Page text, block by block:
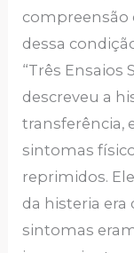
dessa
“Três Ensaios
descreveu a
transferência,
sintomas
reprimidos.
da histeria era
sintomas